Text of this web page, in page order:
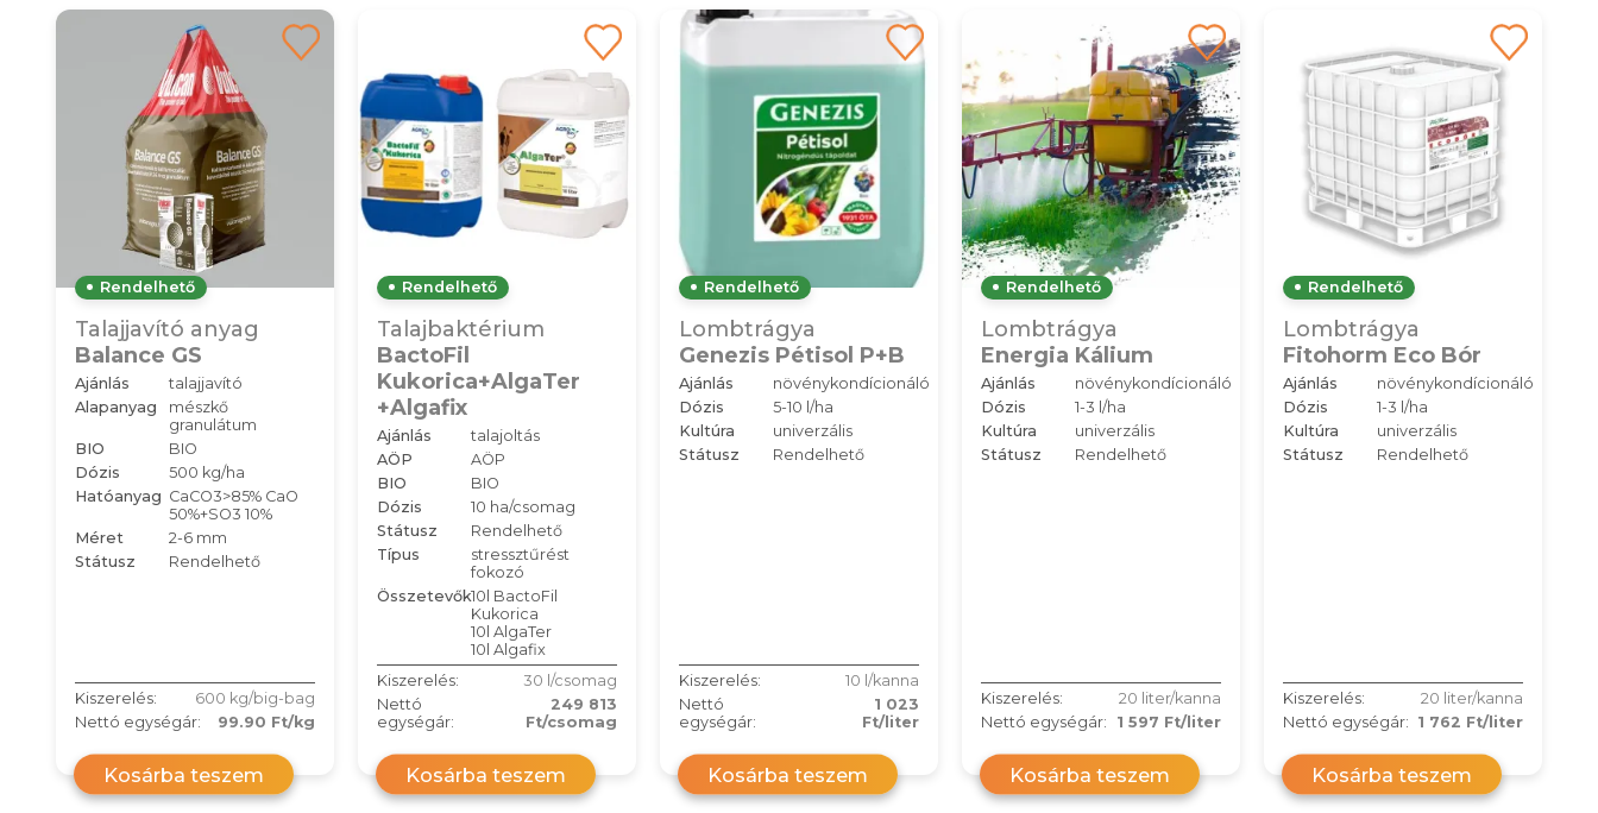
Rendelhető
Talajjavító anyag
Balance GS
Ajánlás
talajjavító
Alapanyag
mészkő
granulátum
BIO
BIO
Dózis
500 kg/ha
Hatóanyag CaCO3>85% CaO
50%+SO3 10%
Méret
2-6 mm
Státusz
Rendelhető
Kiszerelés:
600 kg/big-bag
Nettó egységár:
99.90 Ft/kg
Kosárba teszem
Rendelhető
Talajbaktérium
BactoFil
Kukorica+AlgaTer
+Algafix
Ajánlás
talajoltás
AÖP
AÖP
BIO
BIO
Dózis
10 ha/csomag
Státusz
Rendelhető
Típus
stressztűrést
fokozó
Összetevők10l BactoFil
Kukorica
10l AlgaTer
10l Algafix
Kiszerelés:
30 l/csomag
Nettó
egységár:
249 813
Ft/csomag
Kosárba teszem
Rendelhető
Lombtrágya
Genezis Pétisol P+B
Ajánlás
növénykondícionáló
Dózis
5-10 l/ha
Kultúra
univerzális
Státusz
Rendelhető
Kiszerelés:
10 l/kanna
Nettó
egységár:
1 023
Ft/liter
Kosárba teszem
Rendelhető
Lombtrágya
Energia Kálium
Ajánlás
növénykondícionáló
Dózis
1-3 l/ha
Kultúra
univerzális
Státusz
Rendelhető
Kiszerelés:
20 liter/kanna
Nettó egységár:
1 597 Ft/liter
Kosárba teszem
Rendelhető
Lombtrágya
Fitohorm Eco Bór
Ajánlás
növénykondícionáló
Dózis
1-3 l/ha
Kultúra
univerzális
Státusz
Rendelhető
Kiszerelés:
20 liter/kanna
Nettó egységár: 1 762 Ft/liter
Kosárba teszem